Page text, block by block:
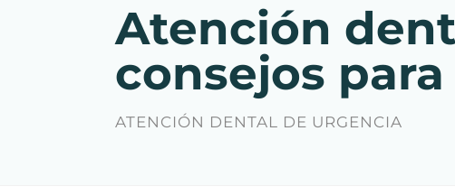
Atención
consejos
ATENCIÓN DENTAL DE URGENCIA